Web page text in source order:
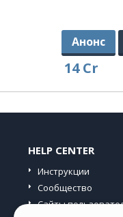
Анонс
14 Cr
HELP CENTER
Инструкции
Сообщество
Сайты